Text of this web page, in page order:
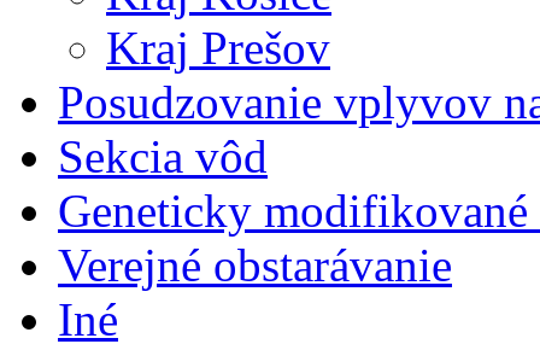
Kraj Prešov
Posudzovanie vplyvov
Sekcia vôd
Geneticky
Verejné obstarávanie
Iné